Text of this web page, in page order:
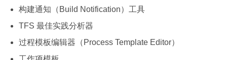
构建通知（Build Notification）工具
TFS 最佳实践分析器
过程模板编辑器（Process Template Editor）